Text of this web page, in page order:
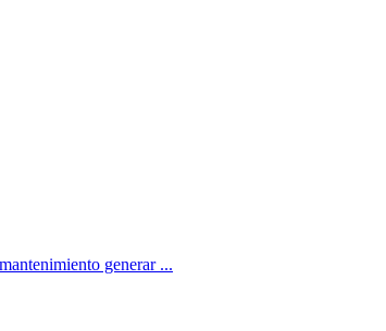
generar ...